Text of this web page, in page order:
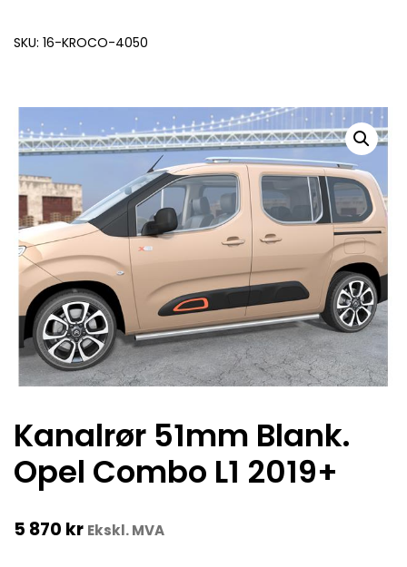
SKU: 16-KROCO-4050
Kanalrør 51mm Blank.
Opel Combo L1 2019+
5 870 kr Ekskl. MVA